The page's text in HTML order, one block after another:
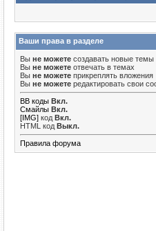
Ваши права в разделе
Вы не можете создавать новые темы
Вы не можете отвечать в темах
Вы не можете прикреплять вложения
Вы не можете редактировать свои
BB коды Вкл.
Смайлы Вкл.
[IMG] код Вкл.
HTML код Выкл.
Правила форума